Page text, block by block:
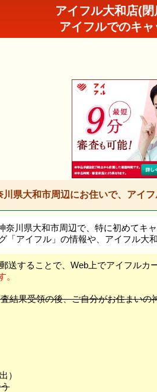
アイフル大和店(
アイフルでのキ
川県大和市周辺にお住いで、アイ
奈川県大和市周辺で、特に初めてキ
「アイフル」の情報や、アイフル大
することで、Web上でアイフルカ
。
結果受領の後、ご自分がお住まい
）